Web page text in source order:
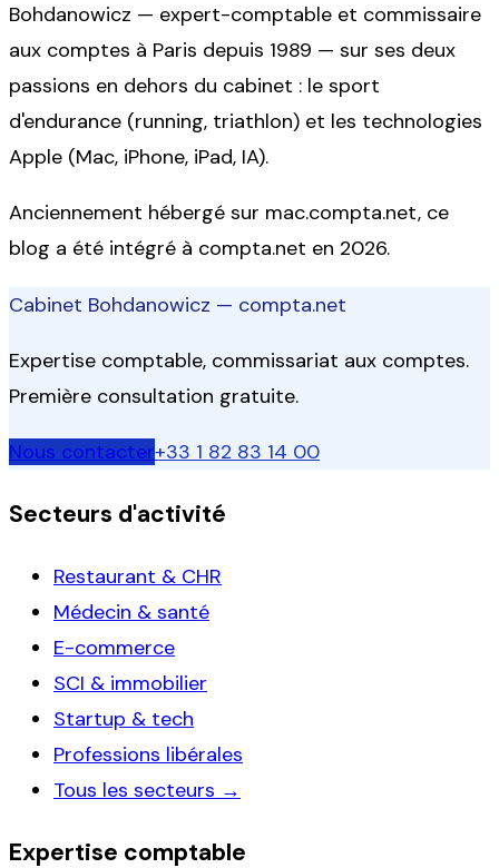
Bohdanowicz — expert-comptable et commissaire
aux comptes à Paris depuis 1989 — sur ses deux
passions en dehors du cabinet : le sport
d'endurance (running, triathlon) et les technologies
Apple (Mac, iPhone, iPad, IA).
Anciennement hébergé sur mac.compta.net, ce
blog a été intégré à compta.net en 2026.
Cabinet Bohdanowicz — compta.net
Expertise comptable, commissariat aux comptes.
Première consultation gratuite.
Nous contacter+33 1 82 83 14 00
Secteurs d'activité
Restaurant & CHR
Médecin & santé
E-commerce
SCI & immobilier
Startup & tech
Professions libérales
Tous les secteurs →
Expertise comptable